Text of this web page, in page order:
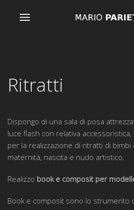
Ritratti
Dispongo di una sala di posa
luce flash con relativa
per la realizzazione di ritratti di bimbi
maternità, nascita e nudo artistico.
Realizzo book e composit per
Book e composit sono lo strumento